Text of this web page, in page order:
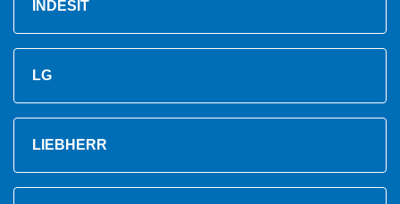
INDESIT
LG
LIEBHERR